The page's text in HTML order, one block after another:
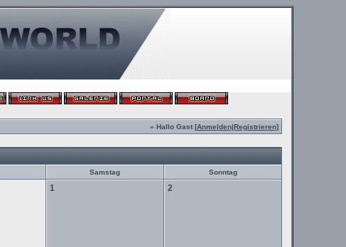
» Hallo Gast [Anmelden|Registrieren]
Samstag Sonntag
1 2